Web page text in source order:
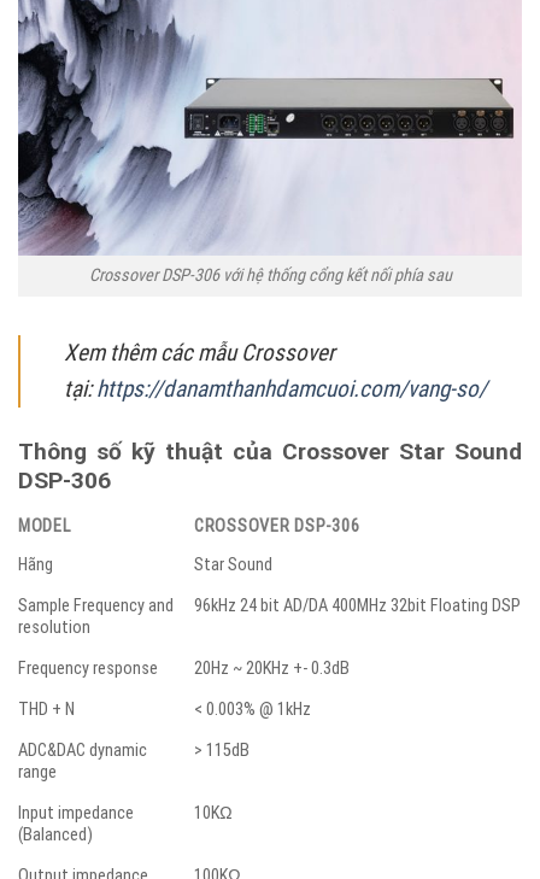
Crossover DSP-306 với hệ thống cổng kết nối phía sau
Xem thêm các mẫu Crossover
tại:https://danamthanhdamcuoi.com/vang-so/
Thông số kỹ thuật của Crossover Star Sound
DSP-306
MODEL
CROSSOVER DSP-306
Hãng
Star Sound
Sample Frequency and
resolution
96kHz 24 bit AD/DA 400MHz 32bit Floating DSP
Frequency response
20Hz ~ 20KHz +- 0.3dB
THD + N
< 0.003% @ 1kHz
ADC&DAC dynamic
range
> 115dB
Input impedance
(Balanced)
10KΩ